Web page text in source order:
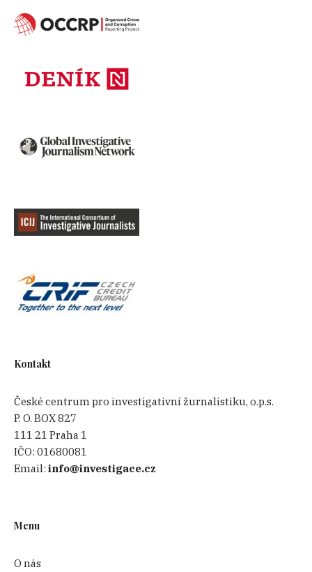
Kontakt
České centrum pro investigativní žurnalistiku, o.p.s.
P. O. BOX 827
111 21 Praha 1
IČO:01680081
Email:info@investigace.cz
Menu
O nás